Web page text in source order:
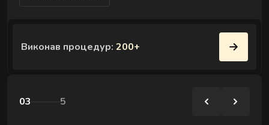
Виконав процедур: 200+
03 5